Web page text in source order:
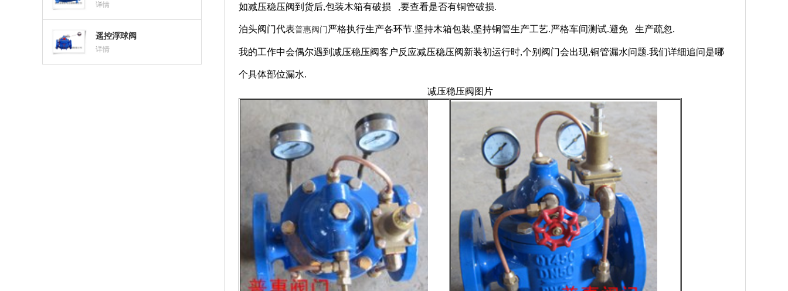
详情
遥控浮球阀
详情
如减压稳压阀到货后,包装木箱有破损 ,要查看是否有铜管破损.
泊头阀门代表普惠阀门 严格执行生产各环节.坚持木箱包装,坚持铜管生产工艺.严格车间测试.避免 生产疏忽.
我的工作中会偶尔遇到减压稳压阀客户反应减压稳压阀新装初运行时,个别阀门会出现,铜管漏水问题.我们详细追问是哪
个具体部位漏水.
减压稳压阀图片